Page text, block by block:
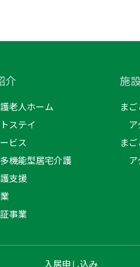
介
老人ホーム
ステイ
ビス
機能型居宅介護
支援
事業
施
ま
ア
ま
ア
入居申し込み